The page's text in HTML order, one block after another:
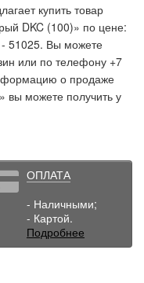
купить товар
DKC (100)» по цене:
- 51025. Вы можете
или по телефону +7
о продаже
» вы можете получить у
ОПЛАТА
- Наличными;
- Картой.
Подробнее